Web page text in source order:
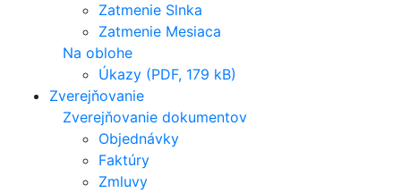
Zatmenie Slnka
Zatmenie Mesiaca
Na oblohe
Úkazy (PDF, 179 kB)
Zverejňovanie
Zverejňovanie dokumentov
Objednávky
Faktúry
Zmluvy